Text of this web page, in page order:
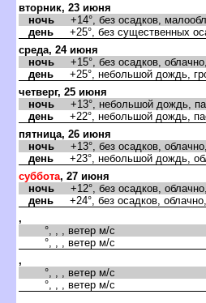
торник, 23 июня
ночь +14°, без осадков,
день +25°, без существенных
среда, 24 июня
ночь +15°, без осадков,
день +25°, небольшой дождь,
четверг, 25 июня
ночь +13°, небольшой дождь,
день +22°, небольшой дождь,
пятница, 26 июня
ночь +13°, без осадков,
день +23°, небольшой дождь,
суббота, 27 июня
ночь +12°, без осадков,
день +24°, без осадков,
,
°, , , ветер м/с
°, , , ветер м/с
,
°, , , ветер м/с
°, , , ветер м/с